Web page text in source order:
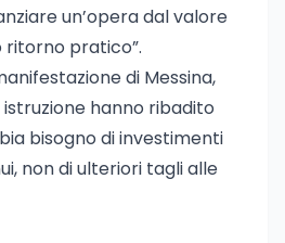
un’opera dal valore
ritorno pratico”.
di Messina,
hanno ribadito
bisogno di investimenti
non di ulteriori tagli alle